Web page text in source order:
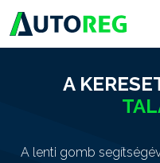
A
A lenti gomb